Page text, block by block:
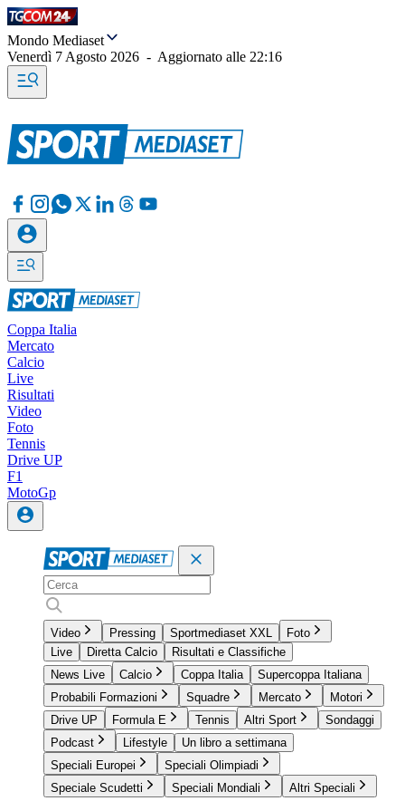
Mondo Mediaset
Venerdì 7 Agosto 2026 - Aggiornato alle 22:16
Coppa Italia
Mercato
Calcio
Live
Risultati
Video
Foto
Tennis
Drive UP
F1
MotoGp
Video Pressing Sportmediaset XXL
Foto
Live
Diretta Calcio
Risultati e Classifiche
News Live
Calcio Coppa Italia
Supercoppa Italiana
Probabili Formazioni
Squadre Mercato
Motori
Drive UP
Formula E Tennis Altri Sport
Sondaggi
Podcast
Lifestyle
Un libro a settimana
Speciali Europei
Speciali Olimpiadi
Speciale Scudetti
Speciali Mondiali Altri Speciali